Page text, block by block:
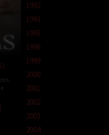
,
1992
1993
1995
1996
1999
2000
2001
2002
2003
2004